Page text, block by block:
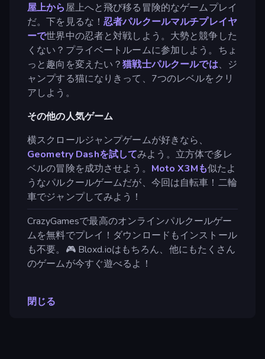
屋上から屋上へと飛び移る冒険的なゲームプレイ
だ。下を見るな！忍者パルクールマルチプレイヤ
ーで世界中の忍者と対戦しよう。大勢と競争した
くない？プライベートルームに参加しよう。ちょ
っと趣向を変えたい？猫戦士パルクールでは、ジ
ャンプする猫になりきって、7つのレベルをクリ
アしよう。
その他の人気ゲーム
横スクロールジャンプゲームが好きなら、
Geometry Dashを試してみよう。立方体で多レ
ベルの冒険を成功させよう。 Moto X3Mも似たよ
うなパルクールゲームだが、今回は自転車！二輪
車でジャンプしてみよう！
CrazyGamesで最高のオンラインパルクールゲー
ムを無料でプレイ！ダウンロードもインストール
も不要。🎮 Bloxd.ioはもちろん、他にもたくさん
のゲームが今すぐ遊べるよ！
閉じる